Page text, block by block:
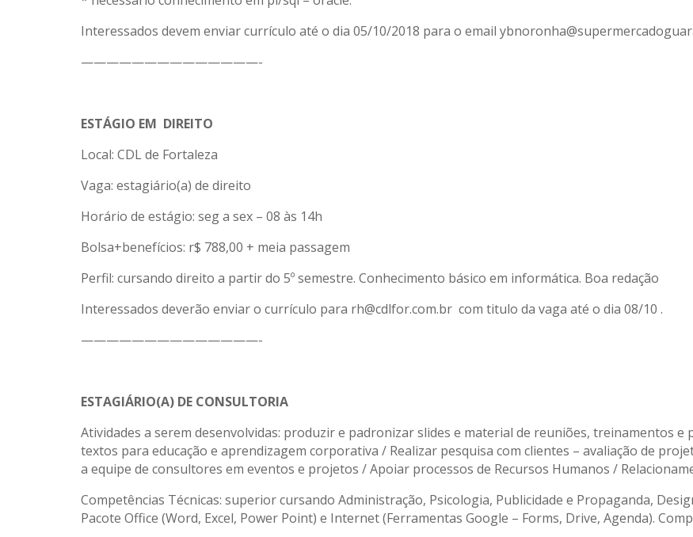
Interessados devem enviar currículo até o dia 05/10/2018 para o email
——————————————-
ESTÁGIO EM DIREITO
Local: CDL de Fortaleza
Vaga: estagiário(a) de direito
Horário de estágio: seg a sex – 08 às 14h
Bolsa+benefícios: r$ 788,00 + meia passagem
Perfil: cursando direito a partir do 5º semestre. Conhecimento básico em informática. Boa redação
Interessados deverão enviar o currículo para rh@cdlfor.com.br com titulo da vaga até o dia 08/10 .
——————————————-
ESTAGIÁRIO(A) DE CONSULTORIA
Atividades a serem desenvolvidas: produzir e padronizar slides e material de reuniões, treinamentos
textos para educação e aprendizagem corporativa / Realizar pesquisa com clientes – avaliação de
a equipe de consultores em eventos e projetos / Apoiar processos de Recursos Humanos /
Competências Técnicas: superior cursando Administração, Psicologia, Publicidade e Propaganda,
Pacote Office (Word, Excel, Power Point) e Internet (Ferramentas Google – Forms, Drive, Agenda).